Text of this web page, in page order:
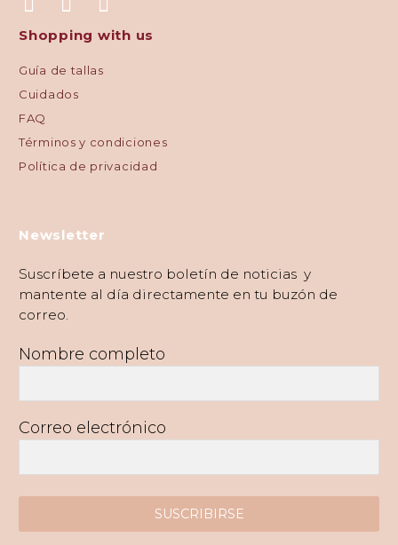
Shopping with us
Guía de tallas
Cuidados
FAQ
Términos y condiciones
Política de privacidad
Newsletter
Suscríbete a nuestro boletín de noticias y
mantente al día directamente en tu buzón de
correo.
Nombre completo
Correo electrónico
SUSCRIBIRSE